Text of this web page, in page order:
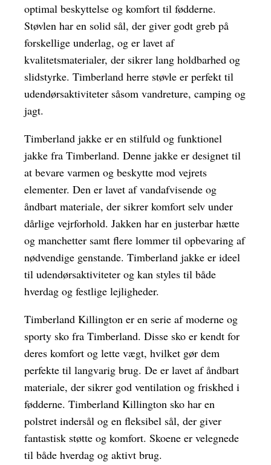
optimal beskyttelse og komfort til fødderne.
Støvlen har en solid sål, der giver godt greb på
forskellige underlag, og er lavet af
kvalitetsmaterialer, der sikrer lang holdbarhed og
slidstyrke. Timberland herre støvle er perfekt til
udendørsaktiviteter såsom vandreture, camping og
jagt.
Timberland jakke er en stilfuld og funktionel
jakke fra Timberland. Denne jakke er designet til
at bevare varmen og beskytte mod vejrets
elementer. Den er lavet af vandafvisende og
åndbart materiale, der sikrer komfort selv under
dårlige vejrforhold. Jakken har en justerbar hætte
og manchetter samt flere lommer til opbevaring af
nødvendige genstande. Timberland jakke er ideel
til udendørsaktiviteter og kan styles til både
hverdag og festlige lejligheder.
Timberland Killington er en serie af moderne og
sporty sko fra Timberland. Disse sko er kendt for
deres komfort og lette vægt, hvilket gør dem
perfekte til langvarig brug. De er lavet af åndbart
materiale, der sikrer god ventilation og friskhed i
fødderne. Timberland Killington sko har en
polstret indersål og en fleksibel sål, der giver
fantastisk støtte og komfort. Skoene er velegnede
til både hverdag og aktivt brug.